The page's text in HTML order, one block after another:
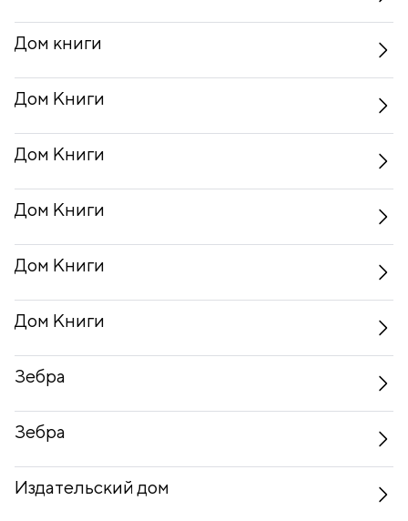
Дом книги
Дом Книги
Дом Книги
Дом Книги
Дом Книги
Дом Книги
Зебра
Зебра
Издательский дом